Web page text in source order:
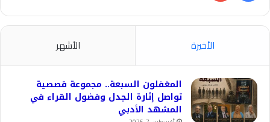
الأخيرة الأشهر
المغفلون السبعة.. مجموعة قصصية
تواصل إثارة الجدل وفضول القراء في
المشهد الأدبي